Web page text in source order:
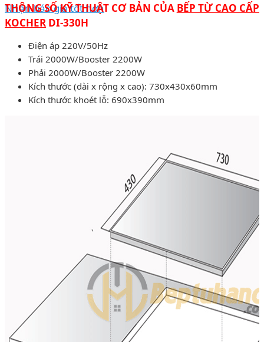
Nhận báo giá tốt hơn
THÔNG SỐ KỸ THUẬT CƠ BẢN CỦA BẾP TỪ CAO CẤP
KOCHER DI-330H
Điện áp 220V/50Hz
Trái 2000W/Booster 2200W
Phải 2000W/Booster 2200W
Kích thước (dài x rộng x cao): 730x430x60mm
Kích thước khoét lỗ: 690x390mm